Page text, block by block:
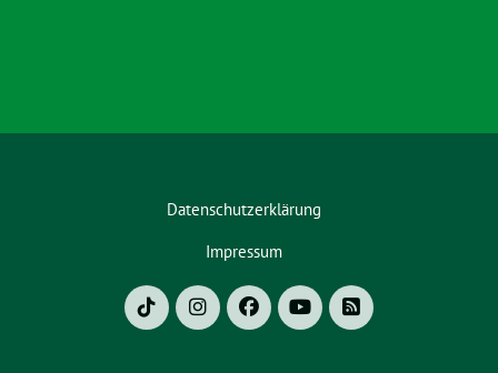
Datenschutzerklärung
Impressum